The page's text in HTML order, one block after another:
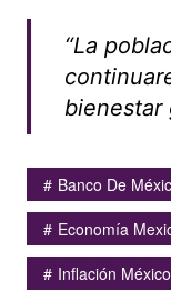
“La
bienestar
Banco De
Economía
Inflación México